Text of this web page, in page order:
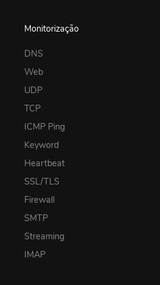
Monitorização
DNS
Web
UDP
TCP
ICMP Ping
Keyword
Heartbeat
SSL/TLS
Firewall
SMTP
Streaming
IMAP